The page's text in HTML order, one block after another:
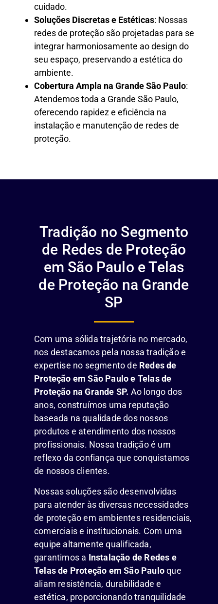
cuidado.
Soluções Discretas e Estéticas: Nossas
redes de proteção são projetadas para se
integrar harmoniosamente ao design do
seu espaço, preservando a estética do
ambiente.
Cobertura Ampla na Grande São Paulo:
Atendemos toda a Grande São Paulo,
oferecendo rapidez e eficiência na
instalação e manutenção de redes de
proteção.
Tradição no Segmento
de Redes de Proteção
em São Paulo e Telas
de Proteção na Grande
SP
Com uma sólida trajetória no mercado,
nos destacamos pela nossa tradição e
expertise no segmento de Redes de
Proteção em São Paulo e Telas de
Proteção na Grande SP. Ao longo dos
anos, construímos uma reputação
baseada na qualidade dos nossos
produtos e atendimento dos nossos
profissionais. Nossa tradição é um
reflexo da confiança que conquistamos
de nossos clientes.
Nossas soluções são desenvolvidas
para atender às diversas necessidades
de proteção em ambientes residenciais,
comerciais e institucionais. Com uma
equipe altamente qualificada,
garantimos a Instalação de Redes e
Telas de Proteção em São Pauloque
aliam resistência, durabilidade e
estética, proporcionando tranquilidade